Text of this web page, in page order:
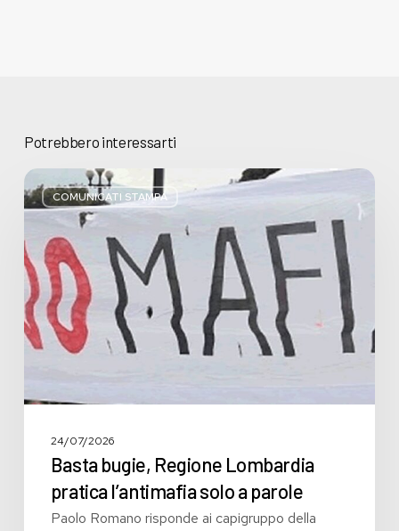
Potrebbero interessarti
COMUNICATI STAMPA
Basta
bugie,
Regione
Lombardia
pratica
l’antimafia
solo
a
parole
24/07/2026
Basta bugie, Regione Lombardia
pratica l’antimafia solo a parole
Paolo Romano risponde ai capigruppo della